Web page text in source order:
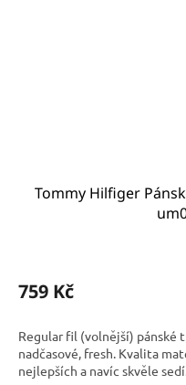
Tommy Hilfiger
759 Kč
Regular fil (volnější) pánské
nadčasové, fresh. Kvalita
nejlepších a navíc skvěle